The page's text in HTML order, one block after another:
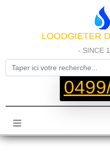
LOODGIETER
- SINCE